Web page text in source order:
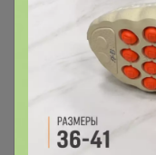
Женская
Мерцающая